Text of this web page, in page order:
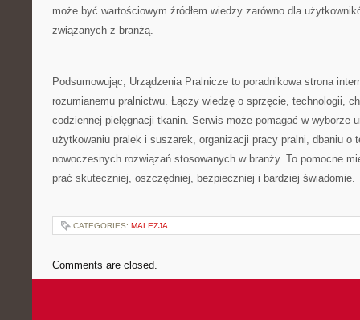
może być wartościowym źródłem wiedzy zarówno dla
związanych z branżą.
Podsumowując, Urządzenia Pralnicze to poradnikowa strona
rozumianemu pralnictwu. Łączy wiedzę o sprzęcie, technologii,
codziennej pielęgnacji tkanin. Serwis może pomagać w wyborze
użytkowaniu pralek i suszarek, organizacji pracy pralni, dbaniu o
nowoczesnych rozwiązań stosowanych w branży. To pomocne
prać skuteczniej, oszczędniej, bezpieczniej i bardziej świadomie.
CATEGORIES: MALEZJA
Comments are closed.